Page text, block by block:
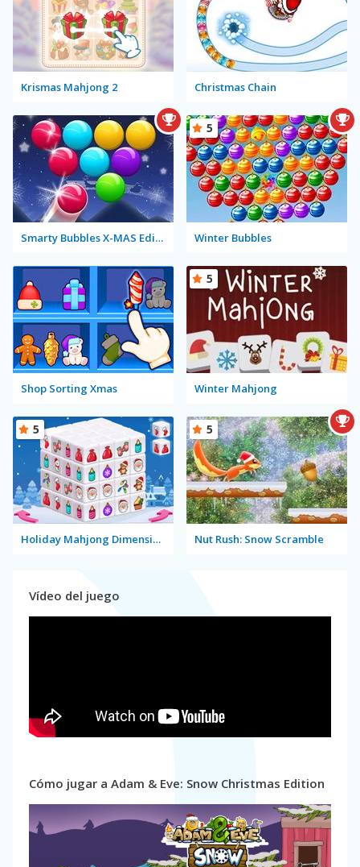
Krismas Mahjong 2 Christmas Chain
Smarty Bubbles X-MAS Edition Winter Bubbles
5
Shop Sorting Xmas Winter Mahjong
5
Holiday Mahjong Dimensions
5
Nut Rush: Snow Scramble
5
Vídeo del juego
Cómo jugar a Adam & Eve: Snow Christmas Edition